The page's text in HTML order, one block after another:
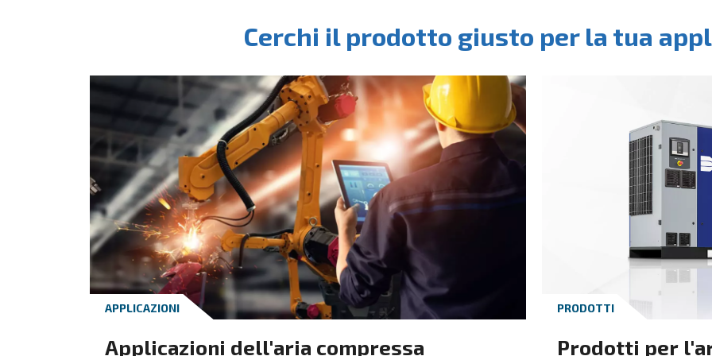
CONOSCERE L'ARIA COMPRESSA
Scegliere il giusto
fornitore di aria
compressa
Il giusto fornitore di aria
compressa considera tutti i fattori
per installare il sistema dell'aria
compressa appropriato,
CONOSCERE L'ARIA COMPRESSA
Sistemi dell'aria
compressa
I sistemi dell'aria compressa
comprendono diversi prodotti.
Installare correttamente questi
prodotti consente ai sistemi
dell'aria compressa di risparmiare